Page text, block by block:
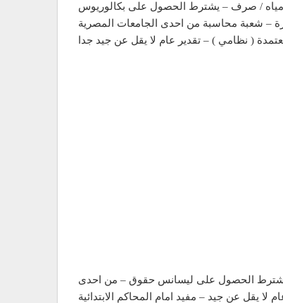
مياه / صرف – يشترط الحصول على بكالوريوس
– شعبة محاسبة من احدى الجامعات المصرية
( نظامي ) – تقدير عام لا يقل عن جيد جدا
علوم – من احدى الجامعات المصرية المعتمدة – تقدير عام لا يقل عن جيد -٦- محام – يشترط الحصول على ليسانس حقوق – من احدى
لا يقل عن جيد – مفيد امام المحاكم الابتدائية